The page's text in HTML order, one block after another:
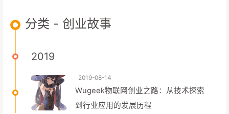
分类 - 创业故事
2019
2019-08-14
Wugeek物联网创业之路：从技术探索
到行业应用的发展历程